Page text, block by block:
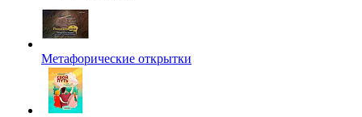
Метафорические открытки